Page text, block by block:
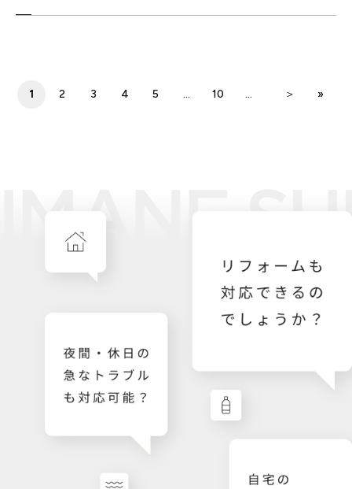
1 2 3 4 5 ... 10 ... ＞ »